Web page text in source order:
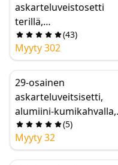
askarteluveistosetti
terillä,
tarkkuusaskarteluveitsi,
piirilevyjen
korjausveistosetti,
skalpelliveistosetti
(43)
Myyty 302
29-osainen
askarteluveitsisetti,
alumiini-kumikahvalla,
kaiverrusaskarteluun,
kestävä hiiliteräksinen
terä, säilytyskotelo
(5)
Myyty 32